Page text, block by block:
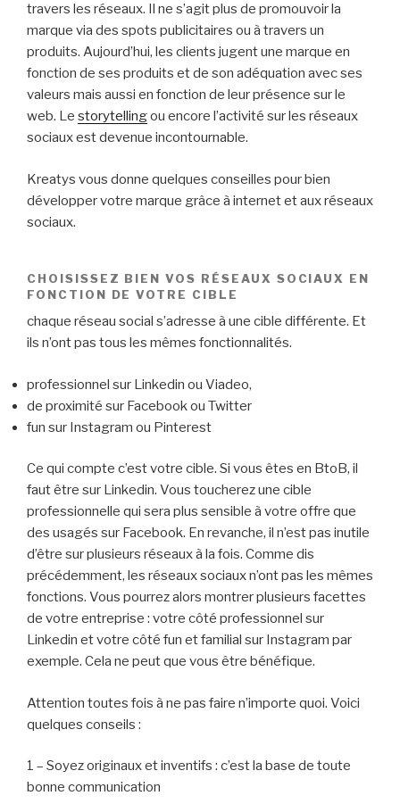
travers les réseaux. Il ne s’agit plus de promouvoir la
marque via des spots publicitaires ou à travers un
produits. Aujourd’hui, les clients jugent une marque en
fonction de ses produits et de son adéquation avec ses
valeurs mais aussi en fonction de leur présence sur le
web. Le storytellingou encore l’activité sur les réseaux
sociaux est devenue incontournable.
Kreatys vous donne quelques conseilles pour bien
développer votre marque grâce à internet et aux réseaux
sociaux.
CHOISISSEZ BIEN VOS RÉSEAUX SOCIAUX EN
FONCTION DE VOTRE CIBLE
chaque réseau social s’adresse à une cible différente. Et
ils n’ont pas tous les mêmes fonctionnalités.
professionnel sur Linkedin ou Viadeo,
de proximité sur Facebook ou Twitter
fun sur Instagram ou Pinterest
Ce qui compte c’est votre cible. Si vous êtes en BtoB, il
faut être sur Linkedin. Vous toucherez une cible
professionnelle qui sera plus sensible à votre offre que
des usagés sur Facebook. En revanche, il n’est pas inutile
d’être sur plusieurs réseaux à la fois. Comme dis
précédemment, les réseaux sociaux n’ont pas les mêmes
fonctions. Vous pourrez alors montrer plusieurs facettes
de votre entreprise : votre côté professionnel sur
Linkedin et votre côté fun et familial sur Instagram par
exemple. Cela ne peut que vous être bénéfique.
Attention toutes fois à ne pas faire n’importe quoi. Voici
quelques conseils :
1 – Soyez originaux et inventifs : c’est la base de toute
bonne communication